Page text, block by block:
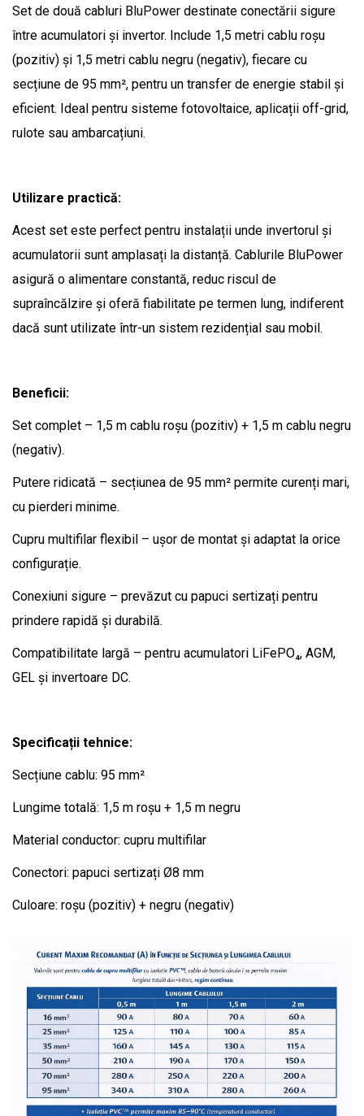
Set de două cabluri BluPower destinate conectării sigure
între acumulatori și invertor. Include 1,5 metri cablu roșu
(pozitiv) și 1,5 metri cablu negru (negativ), fiecare cu
secțiune de 95 mm², pentru un transfer de energie stabil și
eficient. Ideal pentru sisteme fotovoltaice, aplicații off-grid,
rulote sau ambarcațiuni.
Utilizare practică:
Acest set este perfect pentru instalații unde invertorul și
acumulatorii sunt amplasați la distanță. Cablurile BluPower
asigură o alimentare constantă, reduc riscul de
supraîncălzire și oferă fiabilitate pe termen lung, indiferent
dacă sunt utilizate într-un sistem rezidențial sau mobil.
Beneficii:
Set complet – 1,5 m cablu roșu (pozitiv) + 1,5 m cablu negru
(negativ).
Putere ridicată – secțiunea de 95 mm² permite curenți mari,
cu pierderi minime.
Cupru multifilar flexibil – ușor de montat și adaptat la orice
configurație.
Conexiuni sigure – prevăzut cu papuci sertizați pentru
prindere rapidă și durabilă.
Compatibilitate largă – pentru acumulatori LiFePO₄, AGM,
GEL și invertoare DC.
Specificații tehnice:
Secțiune cablu: 95 mm²
Lungime totală: 1,5 m roșu + 1,5 m negru
Material conductor: cupru multifilar
Conectori: papuci sertizați Ø8 mm
Culoare: roșu (pozitiv) + negru (negativ)